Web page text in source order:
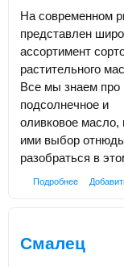
На современном
представлен
ассортимент
растительного
Все мы знаем про
подсолнечное и
оливковое масло,
ими выбор отнюдь
разобраться в
Подробнее
Смалец